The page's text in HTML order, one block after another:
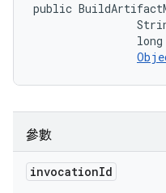
public
參數
invocationId